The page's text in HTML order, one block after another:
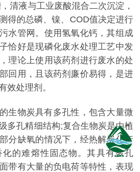
清液与工业废酸混合二次沉淀，
得的总磷、镍、COD值决定进行
水管网。使用氢氧化钙，其组成
恰好是现磷化废水处理工艺中发
理论上使用该药剂进行废水的处
回用，且该药剂廉价易得，是进
效处理剂。
生物炭具有多孔性，包含大量微
多孔精细结构;复合生物炭是由植
分缺氧的情况下，经热解炭化产
的难熔性固态物。其具有多孔
带有大量的负电荷等特性，表现